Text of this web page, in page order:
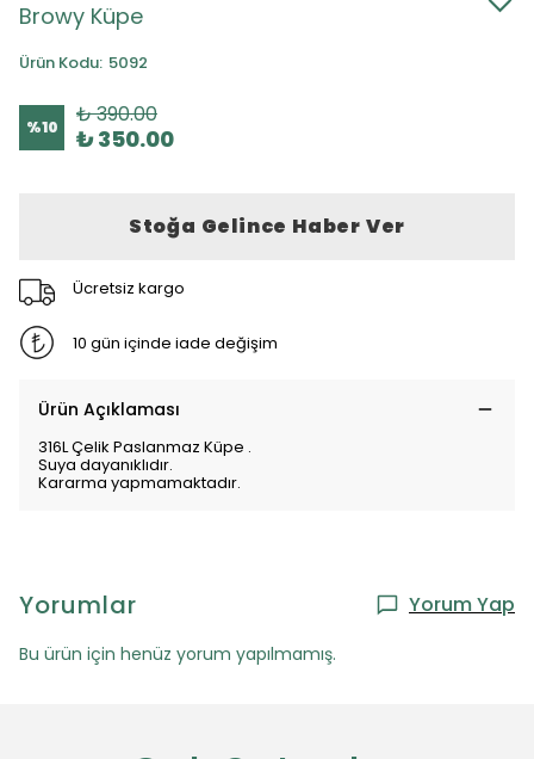
Browy Küpe
Ürün Kodu: 5092
%10 ₺ 390.00
₺ 350.00
Stoğa Gelince Haber Ver
Ücretsiz kargo
10 gün içinde iade değişim
Ürün Açıklaması
316L Çelik Paslanmaz Küpe .
Suya dayanıklıdır.
Kararma yapmamaktadır.
Yorumlar Yorum Yap
Bu ürün için henüz yorum yapılmamış.